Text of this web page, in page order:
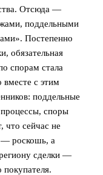
Отсюда —
поддельными
Постепенно
обязательная
спорам стала
вместе с этим
поддельные
споры
что сейчас не
— роскошь, а
сделки —
покупателя.